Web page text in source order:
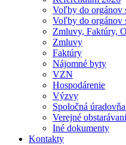
Voľby do orgánov
Voľby do orgánov
Zmluvy, Faktúry,
Zmluvy
Faktúry
Nájomné byty
VZN
Hospodárenie
Výzvy
Spoločná
Verejné
Iné dokumenty
Kontakty